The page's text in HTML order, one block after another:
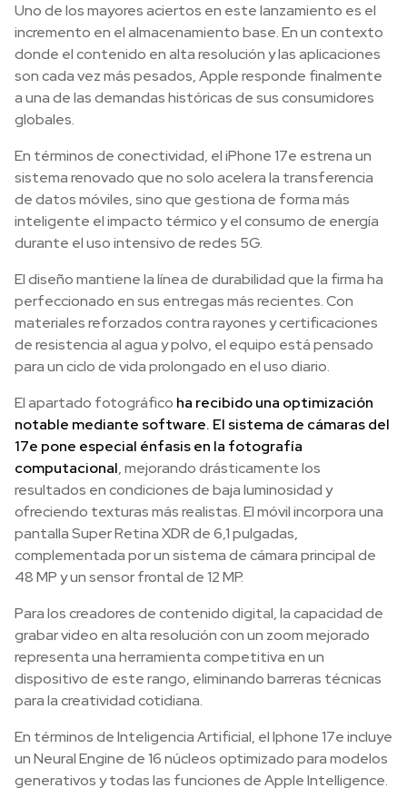
Uno de los mayores aciertos en este lanzamiento es el
incremento en el almacenamiento base. En un contexto
donde el contenido en alta resolución y las aplicaciones
son cada vez más pesados, Apple responde finalmente
a una de las demandas históricas de sus consumidores
globales.
En términos de conectividad, el iPhone 17e estrena un
sistema renovado que no solo acelera la transferencia
de datos móviles, sino que gestiona de forma más
inteligente el impacto térmico y el consumo de energía
durante el uso intensivo de redes 5G.
El diseño mantiene la línea de durabilidad que la firma ha
perfeccionado en sus entregas más recientes. Con
materiales reforzados contra rayones y certificaciones
de resistencia al agua y polvo, el equipo está pensado
para un ciclo de vida prolongado en el uso diario.
El apartado fotográfico ha recibido una optimización
notable mediante software. El sistema de cámaras del
17e pone especial énfasis en la fotografía
computacional, mejorando drásticamente los
resultados en condiciones de baja luminosidad y
ofreciendo texturas más realistas. El móvil incorpora una
pantalla Super Retina XDR de 6,1 pulgadas,
complementada por un sistema de cámara principal de
48 MP y un sensor frontal de 12 MP.
Para los creadores de contenido digital, la capacidad de
grabar video en alta resolución con un zoom mejorado
representa una herramienta competitiva en un
dispositivo de este rango, eliminando barreras técnicas
para la creatividad cotidiana.
En términos de Inteligencia Artificial, el Iphone 17e incluye
un Neural Engine de 16 núcleos optimizado para modelos
generativos y todas las funciones de Apple Intelligence.